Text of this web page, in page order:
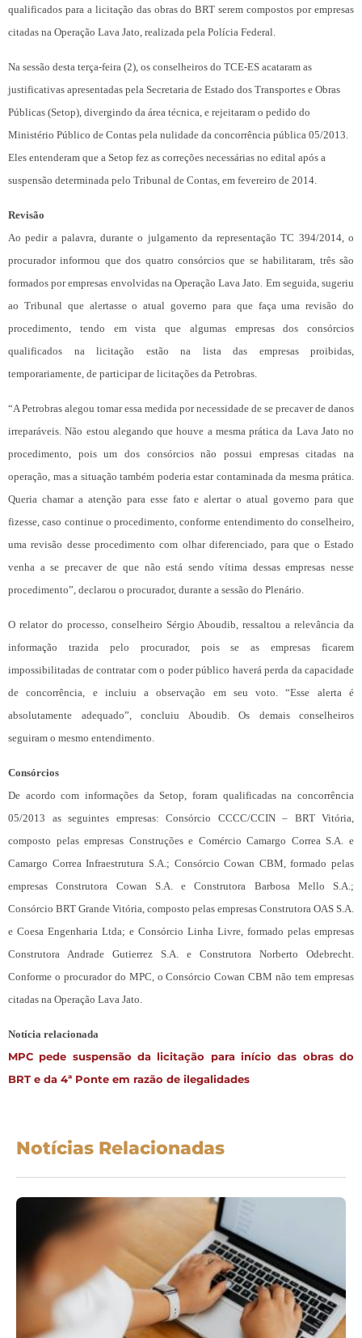
qualificados para a licitação das obras do BRT serem compostos por empresas
citadas na Operação Lava Jato, realizada pela Polícia Federal.
Na sessão desta terça-feira (2), os conselheiros do TCE-ES acataram as
justificativas apresentadas pela Secretaria de Estado dos Transportes e Obras
Públicas (Setop), divergindo da área técnica, e rejeitaram o pedido do
Ministério Público de Contas pela nulidade da concorrência pública 05/2013.
Eles entenderam que a Setop fez as correções necessárias no edital após a
suspensão determinada pelo Tribunal de Contas, em fevereiro de 2014.
Revisão
Ao pedir a palavra, durante o julgamento da representação TC 394/2014, o
procurador informou que dos quatro consórcios que se habilitaram, três são
formados por empresas envolvidas na Operação Lava Jato. Em seguida, sugeriu
ao Tribunal que alertasse o atual governo para que faça uma revisão do
procedimento, tendo em vista que algumas empresas dos consórcios
qualificados na licitação estão na lista das empresas proibidas,
temporariamente, de participar de licitações da Petrobras.
“A Petrobras alegou tomar essa medida por necessidade de se precaver de danos
irreparáveis. Não estou alegando que houve a mesma prática da Lava Jato no
procedimento, pois um dos consórcios não possui empresas citadas na
operação, mas a situação também poderia estar contaminada da mesma prática.
Queria chamar a atenção para esse fato e alertar o atual governo para que
fizesse, caso continue o procedimento, conforme entendimento do conselheiro,
uma revisão desse procedimento com olhar diferenciado, para que o Estado
venha a se precaver de que não está sendo vítima dessas empresas nesse
procedimento”, declarou o procurador, durante a sessão do Plenário.
O relator do processo, conselheiro Sérgio Aboudib, ressaltou a relevância da
informação trazida pelo procurador, pois se as empresas ficarem
impossibilitadas de contratar com o poder público haverá perda da capacidade
de concorrência, e incluiu a observação em seu voto. “Esse alerta é
absolutamente adequado”, concluiu Aboudib. Os demais conselheiros
seguiram o mesmo entendimento.
Consórcios
De acordo com informações da Setop, foram qualificadas na concorrência
05/2013 as seguintes empresas: Consórcio CCCC/CCIN – BRT Vitória,
composto pelas empresas Construções e Comércio Camargo Correa S.A. e
Camargo Correa Infraestrutura S.A.; Consórcio Cowan CBM, formado pelas
empresas Construtora Cowan S.A. e Construtora Barbosa Mello S.A.;
Consórcio BRT Grande Vitória, composto pelas empresas Construtora OAS S.A.
e Coesa Engenharia Ltda; e Consórcio Linha Livre, formado pelas empresas
Construtora Andrade Gutierrez S.A. e Construtora Norberto Odebrecht.
Conforme o procurador do MPC, o Consórcio Cowan CBM não tem empresas
citadas na Operação Lava Jato.
Notícia relacionada
MPC pede suspensão da licitação para início das obras do
BRT e da 4ª Ponte em razão de ilegalidades
Notícias Relacionadas